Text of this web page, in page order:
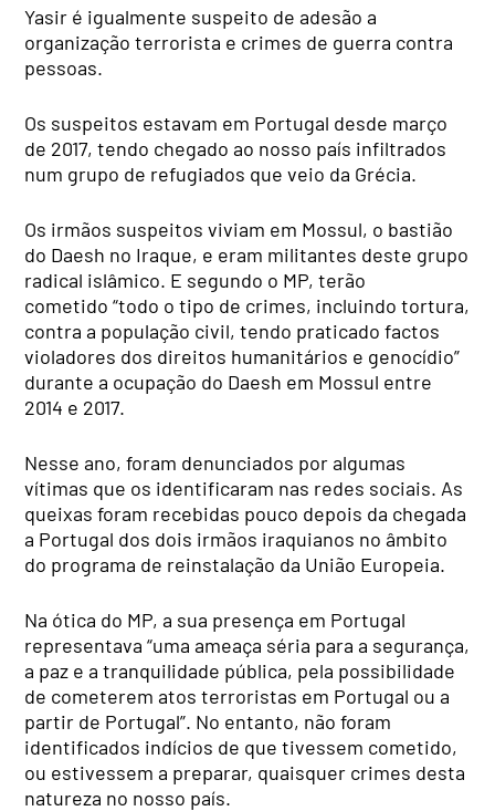
Yasir é igualmente suspeito de adesão a
organização terrorista e crimes de guerra contra
pessoas.
Os suspeitos estavam em Portugal desde março
de 2017, tendo chegado ao nosso país infiltrados
num grupo de refugiados que veio da Grécia.
Os irmãos suspeitos viviam em Mossul, o bastião
do Daesh no Iraque, e eram militantes deste grupo
radical islâmico. E segundo o MP, terão
cometido “todo o tipo de crimes, incluindo tortura,
contra a população civil, tendo praticado factos
violadores dos direitos humanitários e genocídio”
durante a ocupação do Daesh em Mossul entre
2014 e 2017.
Nesse ano, foram denunciados por algumas
vítimas que os identificaram nas redes sociais. As
queixas foram recebidas pouco depois da chegada
a Portugal dos dois irmãos iraquianos no âmbito
do programa de reinstalação da União Europeia.
Na ótica do MP, a sua presença em Portugal
representava “uma ameaça séria para a segurança,
a paz e a tranquilidade pública, pela possibilidade
de cometerem atos terroristas em Portugal ou a
partir de Portugal”. No entanto, não foram
identificados indícios de que tivessem cometido,
ou estivessem a preparar, quaisquer crimes desta
natureza no nosso país.